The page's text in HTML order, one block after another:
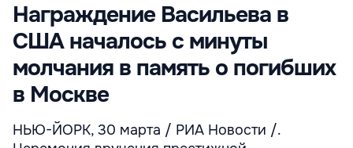
Награждение Васильева в
США началось с минуты
молчания в память о погибших
в Москве
НЬЮ-ЙОРК, 30 марта / РИА Новости /.